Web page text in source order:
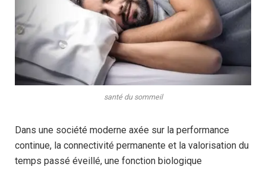
santé du sommeil
Dans une société moderne axée sur la performance
continue, la connectivité permanente et la valorisation du
temps passé éveillé, une fonction biologique